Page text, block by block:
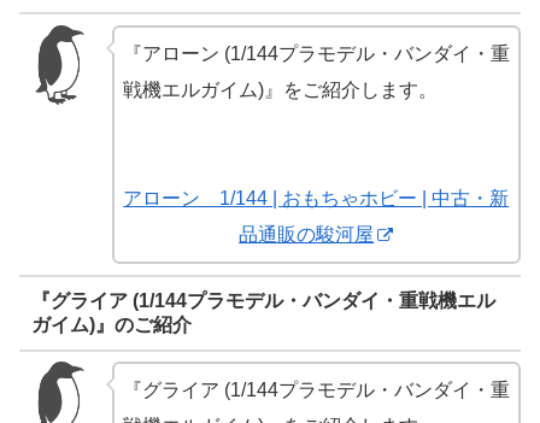
『アローン (1/144プラモデル・バンダイ・重
戦機エルガイム)』をご紹介します。
アローン 1/144 | おもちゃホビー | 中古・新
品通販の駿河屋
『グライア (1/144プラモデル・バンダイ・重戦機エル
ガイム)』のご紹介
『グライア (1/144プラモデル・バンダイ・重